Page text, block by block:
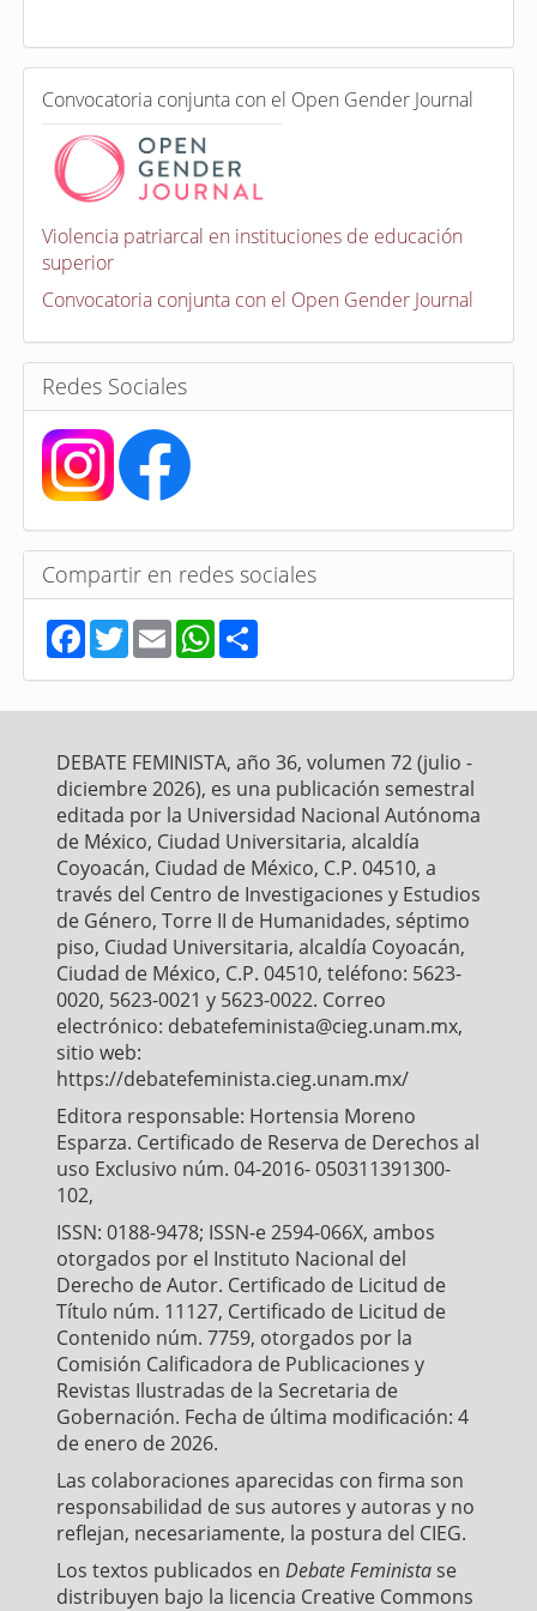
a
e
n
C
o
o
a
t
o
r
a
s
Convocatoria conjunta con el Open Gender Journal
Violencia patriarcal en instituciones de educación
superior
Convocatoria conjunta con el Open Gender Journal
Redes Sociales
Compartir en redes sociales
F
a
c
e
b
k
T
w
t
t
E
m
a
i
l
W
h
a
t
s
p
S
h
r
e
DEBATE FEMINISTA, año 36, volumen 72 (julio -
diciembre 2026), es una publicación semestral
editada por la Universidad Nacional Autónoma
de México, Ciudad Universitaria, alcaldía
Coyoacán, Ciudad de México, C.P. 04510, a
través del Centro de Investigaciones y Estudios
de Género, Torre II de Humanidades, séptimo
piso, Ciudad Universitaria, alcaldía Coyoacán,
Ciudad de México, C.P. 04510, teléfono: 5623-
0020, 5623-0021 y 5623-0022. Correo
electrónico: debatefeminista@cieg.unam.mx,
sitio web:
https://debatefeminista.cieg.unam.mx/
Editora responsable: Hortensia Moreno
Esparza. Certificado de Reserva de Derechos al
uso Exclusivo núm. 04-2016- 050311391300-
102,
ISSN: 0188-9478; ISSN-e 2594-066X, ambos
otorgados por el Instituto Nacional del
Derecho de Autor. Certificado de Licitud de
Título núm. 11127, Certificado de Licitud de
Contenido núm. 7759, otorgados por la
Comisión Calificadora de Publicaciones y
Revistas Ilustradas de la Secretaria de
Gobernación. Fecha de última modificación: 4
de enero de 2026.
Las colaboraciones aparecidas con firma son
responsabilidad de sus autores y autoras y no
reflejan, necesariamente, la postura del CIEG.
Los textos publicados en Debate Feministase
distribuyen bajo la licencia Creative Commons